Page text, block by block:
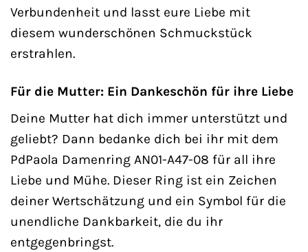
Verbundenheit und lasst eure Liebe mit
diesem wunderschönen Schmuckstück
erstrahlen.
Für die Mutter: Ein Dankeschön für ihre Liebe
Deine Mutter hat dich immer unterstützt und
geliebt? Dann bedanke dich bei ihr mit dem
PdPaola Damenring AN01-A47-08 für all ihre
Liebe und Mühe. Dieser Ring ist ein Zeichen
deiner Wertschätzung und ein Symbol für die
unendliche Dankbarkeit, die du ihr
entgegenbringst.